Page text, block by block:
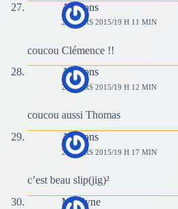
Alérions
29 MARS 2015/19 H 11 MIN
coucou Clémence !!
Alérions
29 MARS 2015/19 H 12 MIN
coucou aussi Thomas
Alérions
29 MARS 2015/19 H 17 MIN
c’est beau slip(jig)²
Marilyne